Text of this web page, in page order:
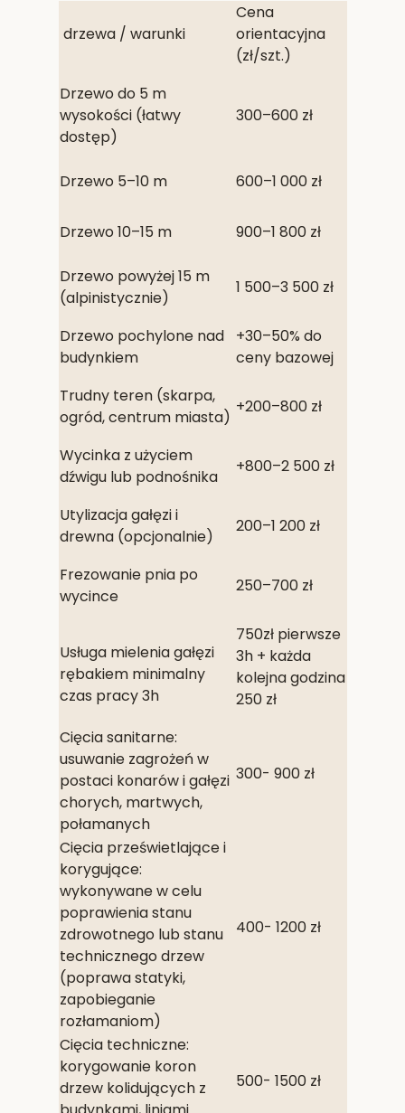
drzewa / warunki
Cena
orientacyjna
(zł/szt.)
Drzewo do 5 m
wysokości (łatwy
dostęp)
300–600 zł
Drzewo 5–10 m 600–1 000 zł
Drzewo 10–15 m 900–1 800 zł
Drzewo powyżej 15 m
(alpinistycznie)
1 500–3 500 zł
Drzewo pochylone nad
budynkiem
+30–50% do
ceny bazowej
Trudny teren (skarpa,
ogród, centrum miasta)
+200–800 zł
Wycinka z użyciem
dźwigu lub podnośnika
+800–2 500 zł
Utylizacja gałęzi i
drewna (opcjonalnie)
200–1 200 zł
Frezowanie pnia po
wycince
250–700 zł
Usługa mielenia gałęzi
rębakiem minimalny
czas pracy 3h
750zł pierwsze
3h + każda
kolejna godzina
250 zł
Cięcia sanitarne:
usuwanie zagrożeń w
postaci konarów i gałęzi
chorych, martwych,
połamanych
300- 900 zł
Cięcia prześwietlające i
korygujące:
wykonywane w celu
poprawienia stanu
zdrowotnego lub stanu
technicznego drzew
(poprawa statyki,
zapobieganie
rozłamaniom)
400- 1200 zł
Cięcia techniczne:
korygowanie koron
drzew kolidujących z
500- 1500 zł